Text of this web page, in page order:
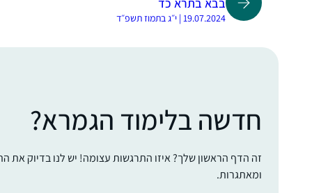
19.07.2024 | י״ג בתמוז תשפ״ד
חדשה בלימוד הגמרא?
זה הדף הראשון שלך? איזו התרגשות עצומה! יש לנו בדיוק את
ומאתגרות.